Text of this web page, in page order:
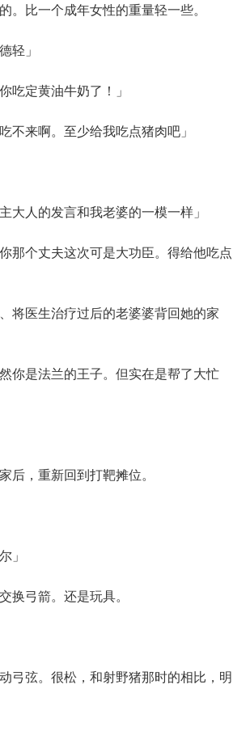
比一个成年女性的重量轻一些。
」
定黄油牛奶了！」
来啊。至少给我吃点猪肉吧」
人的发言和我老婆的一模一样」
个丈夫这次可是大功臣。得给他吃点
医生治疗过后的老婆婆背回她的家
是法兰的王子。但实在是帮了大忙
，重新回到打靶摊位。
」
弓箭。还是玩具。
弦。很松，和射野猪那时的相比，明